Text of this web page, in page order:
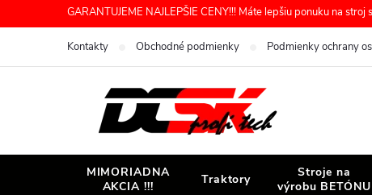
na
GARANTUJEME NAJLEPŠIE CENY!!! Máte lepšiu ponuku na
Kontakty Obchodné podmienky Podmienky ochrany
MIMORIADNA
AKCIA !!!
Traktory
Stroje na
výrobu BETÓNU